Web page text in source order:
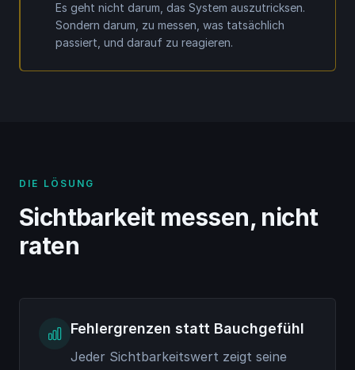
Es geht nicht darum, das System auszutricksen.
Sondern darum, zu messen, was tatsächlich
passiert, und darauf zu reagieren.
DIE LÖSUNG
Sichtbarkeit messen, nicht
raten
Fehlergrenzen statt Bauchgefühl
Jeder Sichtbarkeitswert zeigt seine